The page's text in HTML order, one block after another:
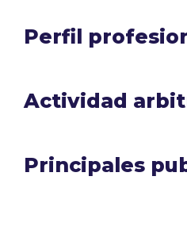
Perfil
Actividad
Principales